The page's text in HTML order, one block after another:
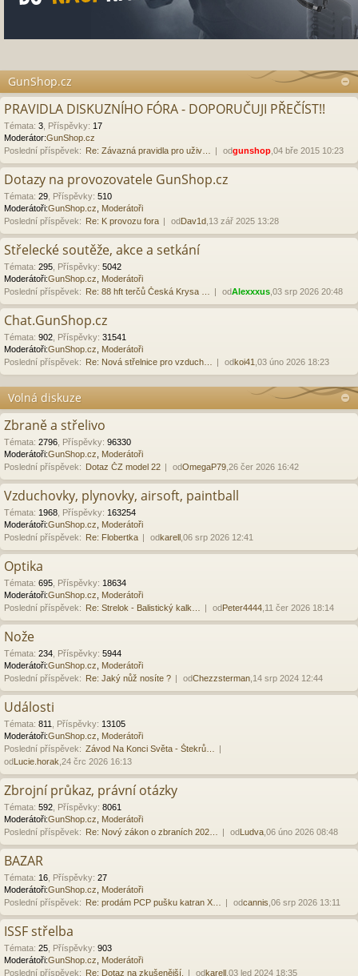
GunShop.cz
PRAVIDLA DISKUZNÍHO FÓRA - DOPORUČUJI PŘEČÍST!!
Témata: 3 Příspěvky: 17
Moderátor:GunShop.cz
Poslední příspěvek: Re: Závazná pravidla pro uživ… odgunshop ,04 bře 2015 10:23
Dotazy na provozovatele GunShop.cz
Témata: 29 Příspěvky: 510
Moderátoři:GunShop.cz
Moderátoři
Poslední příspěvek: Re: K provozu fora odDav1d ,13 zář 2025 13:28
Střelecké soutěže, akce a setkání
Témata: 295 Příspěvky: 5042
Moderátoři:GunShop.cz
Moderátoři
Poslední příspěvek: Re: 88 hft terčů Česká Krysa … odAlexxxus ,03 srp 2026 20:48
Chat.GunShop.cz
Témata: 902 Příspěvky: 31541
Moderátoři:GunShop.cz
Moderátoři
Poslední příspěvek: Re: Nová střelnice pro vzduch… odkoi41 ,03 úno 2026 18:23
Volná diskuze
Zbraně a střelivo
Témata: 2796 Příspěvky: 96330
Moderátoři:GunShop.cz
Moderátoři
Poslední příspěvek: Dotaz ČZ model 22 odOmegaP79 ,26 čer 2026 16:42
Vzduchovky, plynovky, airsoft, paintball
Témata: 1968 Příspěvky: 163254
Moderátoři:GunShop.cz
Moderátoři
Poslední příspěvek: Re: Flobertka odkarell ,06 srp 2026 12:41
Optika
Témata: 695 Příspěvky: 18634
Moderátoři:GunShop.cz
Moderátoři
Poslední příspěvek: Re: Strelok - Balistický kalk… odPeter4444 ,11 čer 2026 18:14
Nože
Témata: 234 Příspěvky: 5944
Moderátoři:GunShop.cz
Moderátoři
Poslední příspěvek: Re: Jaký nůž nosíte ? odChezzsterman ,14 srp 2024 12:44
Události
Témata: 811 Příspěvky: 13105
Moderátoři:GunShop.cz
Moderátoři
Poslední příspěvek: Závod Na Konci Světa - Štekrů…
odLucie.horak ,24 črc 2026 16:13
Zbrojní průkaz, právní otázky
Témata: 592 Příspěvky: 8061
Moderátoři:GunShop.cz
Moderátoři
Poslední příspěvek: Re: Nový zákon o zbraních 202… odLudva ,06 úno 2026 08:48
BAZAR
Témata: 16 Příspěvky: 27
Moderátoři:GunShop.cz
Moderátoři
Poslední příspěvek: Re: prodám PCP pušku katran X… odcannis ,06 srp 2026 13:11
ISSF střelba
Témata: 25 Příspěvky: 903
Moderátoři:GunShop.cz
Moderátoři
Poslední příspěvek: Re: Dotaz na zkušenější. odkarell ,03 led 2024 18:35